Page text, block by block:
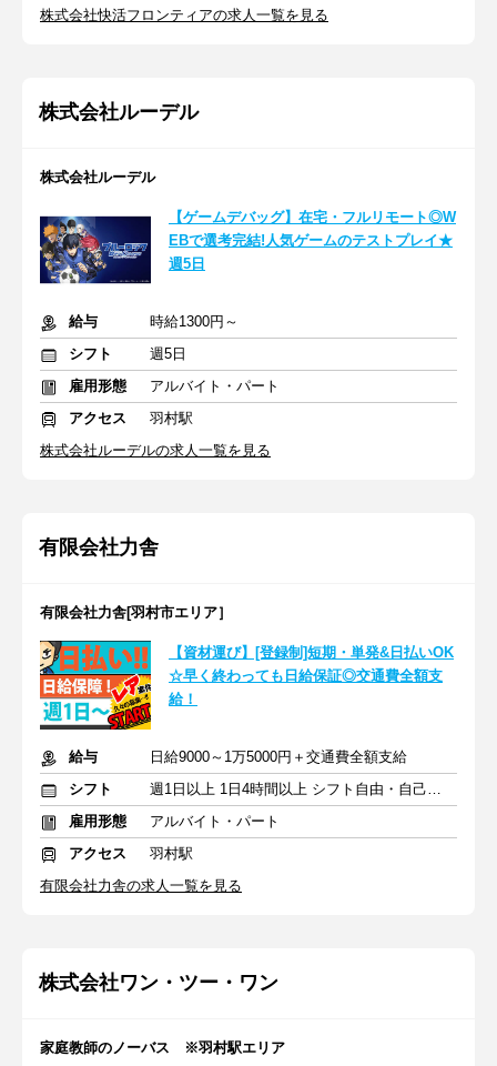
株式会社快活フロンティアの求人一覧を見る
株式会社ルーデル
株式会社ルーデル
【ゲームデバッグ】在宅・フルリモート◎W
EBで選考完結!人気ゲームのテストプレイ★
週5日
給与
時給1300円～
シフト
週5日
雇用形態
アルバイト・パート
アクセス
羽村駅
株式会社ルーデルの求人一覧を見る
有限会社力舎
有限会社力舎[羽村市エリア］
【資材運び】[登録制]短期・単発&日払いOK
☆早く終わっても日給保証◎交通費全額支
給！
給与
日給9000～1万5000円＋交通費全額支給
シフト
週1日以上 1日4時間以上 シフト自由・自己申告
雇用形態
アルバイト・パート
アクセス
羽村駅
有限会社力舎の求人一覧を見る
株式会社ワン・ツー・ワン
家庭教師のノーバス ※羽村駅エリア